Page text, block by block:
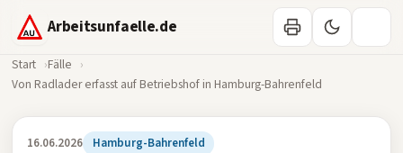
Arbeitsunfaelle.de
Start
Fälle
Von Radlader erfasst auf Betriebshof in Hamburg-Bahrenfeld
16.06.2026 Hamburg-Bahrenfeld